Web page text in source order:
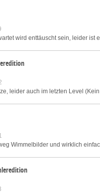
wird enttäuscht sein, leider
leider auch im letzten Level
Wimmelbilder und wirklich